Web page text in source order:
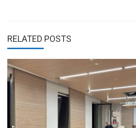
RELATED POSTS